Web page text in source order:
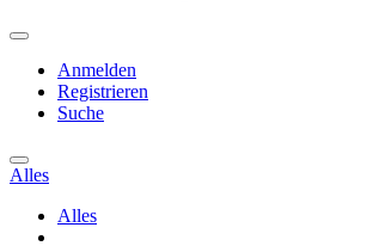
Anmelden
Registrieren
Suche
Alles
Alles